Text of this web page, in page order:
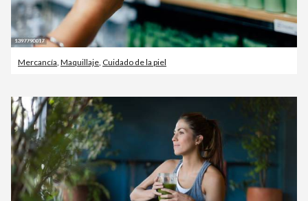
Mercancía Maquillaje Cuidado de la piel